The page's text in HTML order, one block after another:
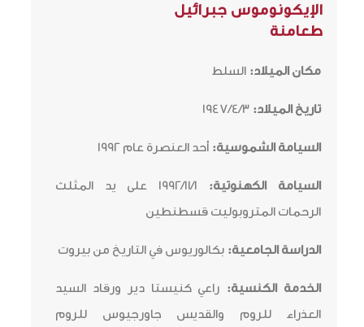
الإيكونوموس جبرائيل
طعامنة
مكان الميلاد: السلط
تاريخ الميلاد:
السيامة الشموسية: أحد العنصرة عام 1992
السيامة الكهنوتية:
1992/11/1 على يد المثلث
الرحمات المتروبوليت قسطنطين
الدراسة الجامعية: بكالوريوس في التاريخ من بيروت
الخدمة الكنسية: راعي كنيستا دير ورقاد السيد
العذراء للروم والقديس جاورجيوس للروم